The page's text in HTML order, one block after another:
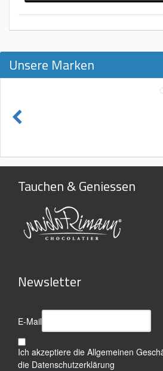
Unsere Marken
Tauchen & Geniessen
Newsletter
E-Mail
Ich akzeptiere die Allgemeinen
die Datenschutzerklärung